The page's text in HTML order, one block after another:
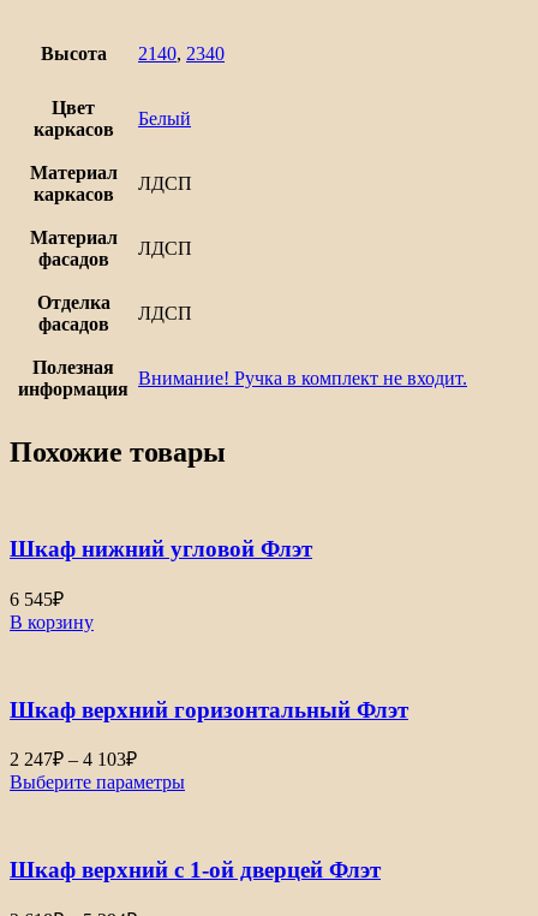
Высота 2140, 2340
Цвет
каркасов
Белый
Материал
каркасов
ЛДСП
Материал
фасадов
ЛДСП
Отделка
фасадов
ЛДСП
Полезная
информация
Внимание! Ручка в комплект не входит.
Похожие товары
Шкаф нижний угловой Флэт
6 545₽
В корзину
Шкаф верхний горизонтальный Флэт
2 247₽ – 4 103₽Диапазон
цен:
2
4
Выберите параметры
Шкаф верхний с 1-ой дверцей Флэт